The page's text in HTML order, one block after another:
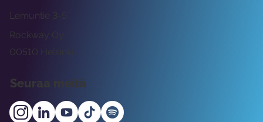
Rockway Oy
Lemuntie 3-5
00510 Helsinki
Seuraa meitä